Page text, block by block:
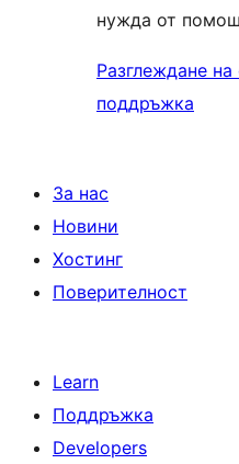
нужда от
Разглеждане
поддръжка
За нас
Новини
Хостинг
Поверителност
Learn
Поддръжка
Developers